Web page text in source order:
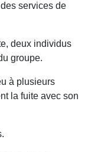
services de
deux individus
groupe.
à plusieurs
la fuite avec son